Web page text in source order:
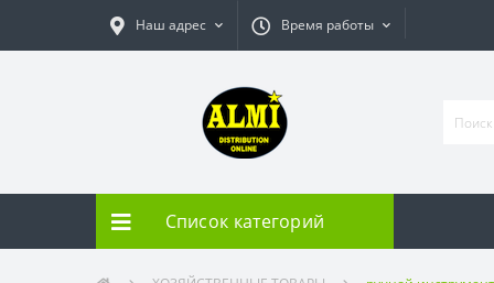
Наш адрес Время работы
Список категорий